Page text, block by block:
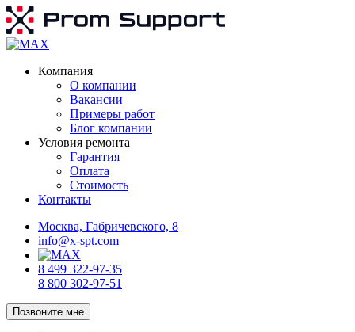
Компания
О компании
Вакансии
Примеры работ
Блог компании
Условия ремонта
Гарантия
Оплата
Стоимость
Контакты
Москва, Габричевского, 8
info@x-spt.com
8 499 322-97-35
8 800 302-97-51
Позвоните мне